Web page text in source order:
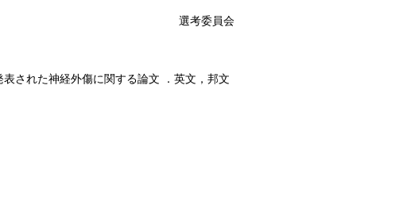
選考委員会
された神経外傷に関する論文 ．英文，邦文